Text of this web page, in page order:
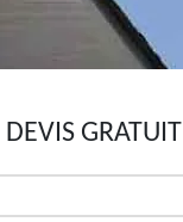
GRATUIT